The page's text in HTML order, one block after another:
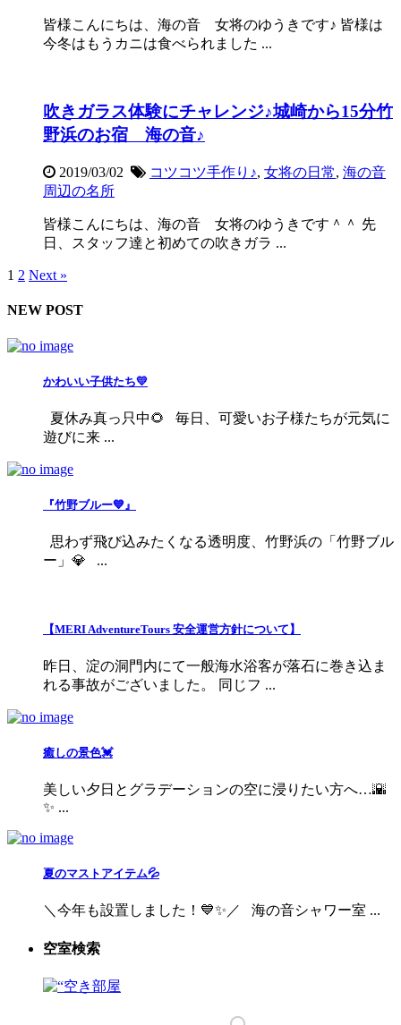
皆様こんにちは、海の音 女将のゆうきです♪ 皆様は
今冬はもうカニは食べられました ...
吹きガラス体験にチャレンジ♪城崎から15分竹
野浜のお宿 海の音♪
2019/03/02 コツコツ手作り♪, 女将の日常, 海の音
周辺の名所
皆様こんにちは、海の音 女将のゆうきです＾＾ 先
日、スタッフ達と初めての吹きガラ ...
1 2 Next »
NEW POST
かわいい子供たち💛
夏休み真っ只中🌻 毎日、可愛いお子様たちが元気に
遊びに来 ...
『竹野ブルー💙』
思わず飛び込みたくなる透明度、竹野浜の「竹野ブル
ー」💎 ...
【MERI AdventureTours 安全運営方針について】
昨日、淀の洞門内にて一般海水浴客が落石に巻き込ま
れる事故がございました。 同じフ ...
癒しの景色💓
美しい夕日とグラデーションの空に浸りたい方へ…🌇
✨ ...
夏のマストアイテム💦
＼今年も設置しました！💙✨／ 海の音シャワー室 ...
空室検索